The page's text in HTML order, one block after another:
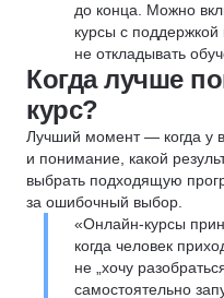
до конца. Можно
курсы с
не откладывать
Когда лучше
курс?
Лучший момент — когда у
и понимание, какой
выбрать подходящую
за ошибочный выбор.
«Онлайн-курсы
когда человек
не „хочу
самостоятельно